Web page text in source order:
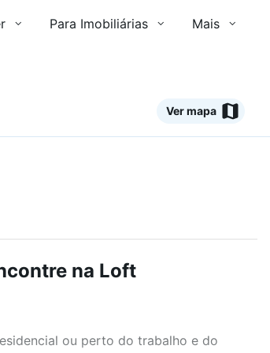
Para Imobiliárias Mais
Ver mapa
na Loft
ou perto do trabalho e do